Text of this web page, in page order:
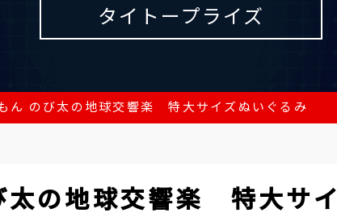
タイトープライズ
ん のび太の地球交響楽 特大サイズぬいぐるみ
太の地球交響楽 特大サイ